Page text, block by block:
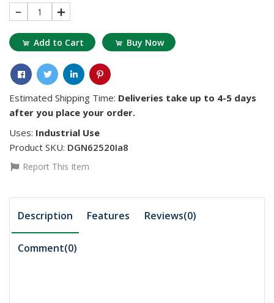
1
Add to Cart Buy Now
Estimated Shipping Time: Deliveries take up to 4-5 days
after you place your order.
Uses: Industrial Use
Product SKU: DGN62520Ia8
Report This Item
Description Features Reviews(0)
Comment(0)